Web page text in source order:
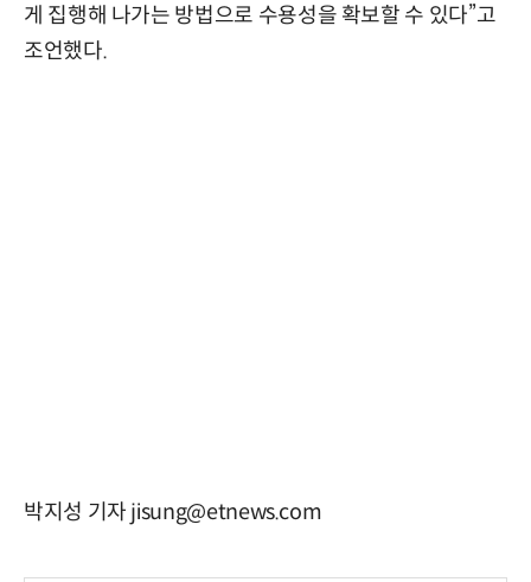
게 집행해 나가는 방법으로 수용성을 확보할 수 있다”고
조언했다.
박지성 기자 jisung@etnews.com